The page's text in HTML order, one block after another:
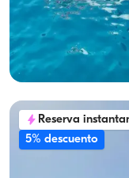
Navegacion 10
Mas bajo
24.000 TL
Reserva
5% descuento